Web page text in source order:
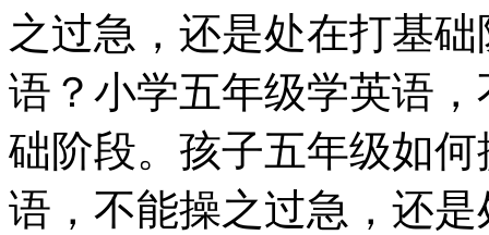
之过急，还是处在打基
语？小学五年级学英语
础阶段。孩子五年级如
语，不能操之过急，还